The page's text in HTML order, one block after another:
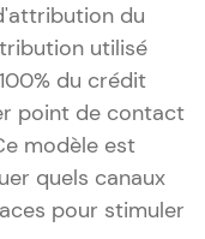
du
utilisé
du crédit
point de contact
modèle est
quels canaux
pour stimuler